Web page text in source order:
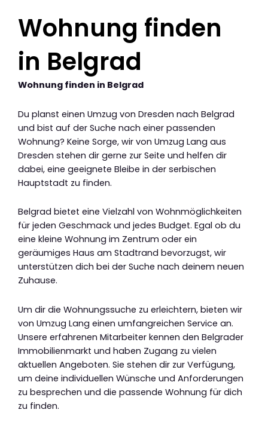
Wohnung finden
in Belgrad
Wohnung finden in Belgrad
Du planst einen Umzug von Dresden nach Belgrad
und bist auf der Suche nach einer passenden
Wohnung? Keine Sorge, wir von Umzug Lang aus
Dresden stehen dir gerne zur Seite und helfen dir
dabei, eine geeignete Bleibe in der serbischen
Hauptstadt zu finden.
Belgrad bietet eine Vielzahl von Wohnmöglichkeiten
für jeden Geschmack und jedes Budget. Egal ob du
eine kleine Wohnung im Zentrum oder ein
geräumiges Haus am Stadtrand bevorzugst, wir
unterstützen dich bei der Suche nach deinem neuen
Zuhause.
Um dir die Wohnungssuche zu erleichtern, bieten wir
von Umzug Lang einen umfangreichen Service an.
Unsere erfahrenen Mitarbeiter kennen den Belgrader
Immobilienmarkt und haben Zugang zu vielen
aktuellen Angeboten. Sie stehen dir zur Verfügung,
um deine individuellen Wünsche und Anforderungen
zu besprechen und die passende Wohnung für dich
zu finden.